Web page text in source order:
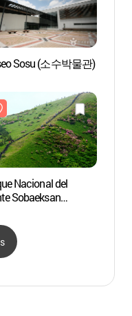
Sosu (소수박물관)
Nacional del
Sobaeksan
산국립공원(경북))